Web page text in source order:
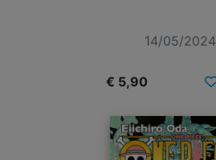
14/05/2024
€ 5,90